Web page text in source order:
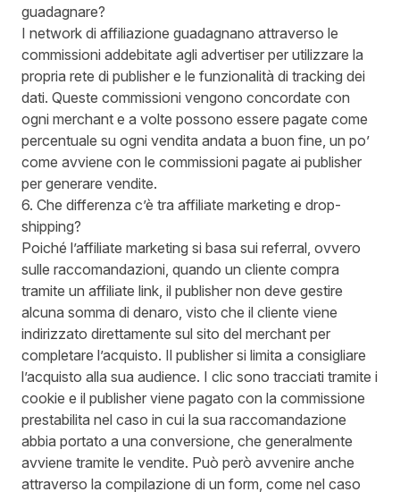
guadagnare?
I network di affiliazione guadagnano attraverso le
commissioni addebitate agli advertiser per utilizzare la
propria rete di publisher e le funzionalità di tracking dei
dati. Queste commissioni vengono concordate con
ogni merchant e a volte possono essere pagate come
percentuale su ogni vendita andata a buon fine, un po’
come avviene con le commissioni pagate ai publisher
per generare vendite.
6. Che differenza c’è tra affiliate marketing e drop-
shipping?
Poiché l’affiliate marketing si basa sui referral, ovvero
sulle raccomandazioni, quando un cliente compra
tramite un affiliate link, il publisher non deve gestire
alcuna somma di denaro, visto che il cliente viene
indirizzato direttamente sul sito del merchant per
completare l’acquisto. Il publisher si limita a consigliare
l’acquisto alla sua audience. I clic sono tracciati tramite i
cookie e il publisher viene pagato con la commissione
prestabilita nel caso in cui la sua raccomandazione
abbia portato a una conversione, che generalmente
avviene tramite le vendite. Può però avvenire anche
attraverso la compilazione di un form, come nel caso